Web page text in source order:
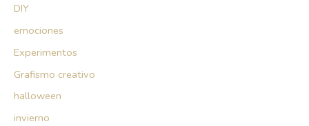
DIY
emociones
Experimentos
Grafismo creativo
halloween
invierno